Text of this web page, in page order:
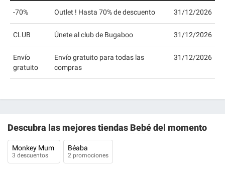
-70% Outlet ! Hasta 70% de descuento 31/12/2026
CLUB Únete al club de Bugaboo 31/12/2026
Envío
gratuito
Envío gratuito para todas las
compras
31/12/2026
Descubra las mejores tiendas Bebédel momento
Monkey Mum
3 descuentos
Béaba
2 promociones